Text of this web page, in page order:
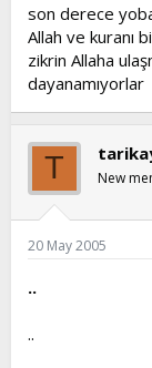
son derece
Allah ve kuranı
zikrin Allaha
dayanamıyorlar
T New
20 May 2005
..
..